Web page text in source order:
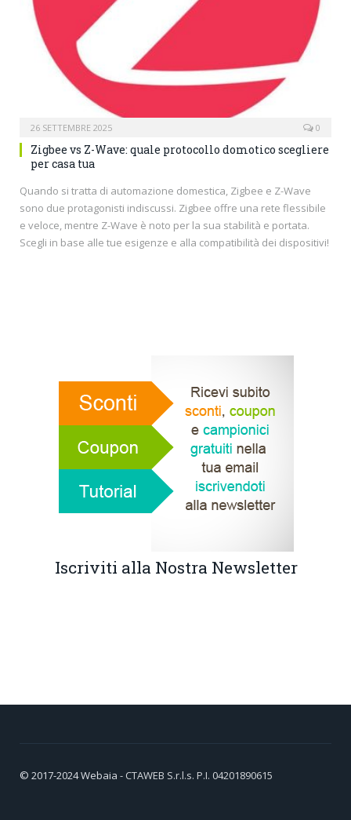
26 SETTEMBRE 2025 0
Zigbee vs Z-Wave: quale protocollo domotico scegliere
per casa tua
Quando si tratta di automazione domestica, Zigbee e Z-Wave
sono due protagonisti indiscussi. Zigbee offre una rete flessibile
e veloce, mentre Z-Wave è noto per la sua stabilità e portata.
Scegli in base alle tue esigenze e alla compatibilità dei dispositivi!
Iscriviti alla Nostra Newsletter
© 2017-2024Webaia - CTAWEB S.r.l.s. P.I. 04201890615